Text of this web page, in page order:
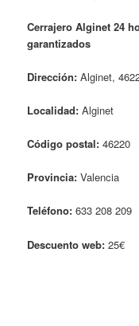
Cerrajero Alginet 24
garantizados
Dirección: Alginet,
Localidad: Alginet
Código postal: 46220
Provincia: Valencia
Teléfono: 633 208 209
Descuento web: 25€